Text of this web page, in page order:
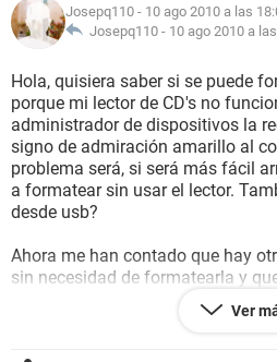
Josepq110 - 10 ago 2010 a las
Josepq110 - 10 ago 2010 a
Hola, quisiera saber si se puede
porque mi lector de CD's no
administrador de dispositivos la
signo de admiración amarillo al
problema será, si será más fácil
a formatear sin usar el lector.
desde usb?
Ahora me han contado que hay
sin necesidad de formatearla y
ficheros dañados sin necesidad
Inicio -> Ejecutar->cmd->sfc/ Ver